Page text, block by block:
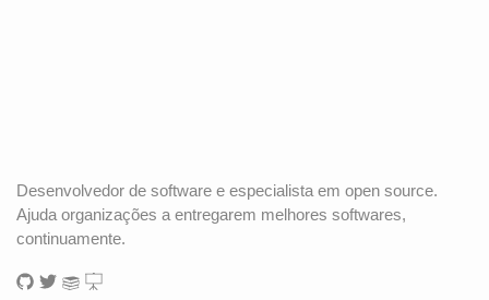
Desenvolvedor de software e especialista em open source.
Ajuda organizações a entregarem melhores softwares,
continuamente.